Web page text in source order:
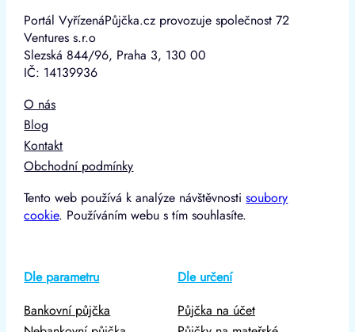
Portál VyřízenáPůjčka.cz provozuje společnost 72
Ventures s.r.o
Slezská 844/96, Praha 3, 130 00
IČ: 14139936
O nás
Blog
Kontakt
Obchodní podmínky
Tento web používá k analýze návštěvnostisoubory
cookie. Používáním webu s tím souhlasíte.
Dle parametru
Bankovní půjčka
Dle určení
Půjčka na účet